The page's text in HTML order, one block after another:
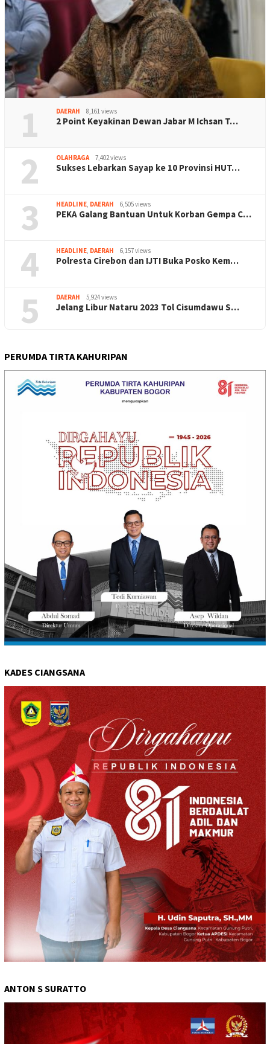
1 DAERAH 8,161 views
2 Point Keyakinan Dewan Jabar M Ichsan T…
2 OLAHRAGA 7,402 views
Sukses Lebarkan Sayap ke 10 Provinsi HUT…
3 HEADLINE, DAERAH 6,505 views
PEKA Galang Bantuan Untuk Korban Gempa C…
4 HEADLINE, DAERAH 6,157 views
Polresta Cirebon dan IJTI Buka Posko Kem…
5 DAERAH 5,924 views
Jelang Libur Nataru 2023 Tol Cisumdawu S…
PERUMDA TIRTA KAHURIPAN
KADES CIANGSANA
ANTON S SURATTO